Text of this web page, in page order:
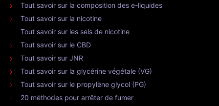
Tout savoir sur la composition des e-liquides
Tout savoir sur la nicotine
Tout savoir sur les sels de nicotine
Tout savoir sur le CBD
Tout savoir sur JNR
Tout savoir sur la glycérine végétale (VG)
Tout savoir sur le propylène glycol (PG)
20 méthodes pour arrêter de fumer